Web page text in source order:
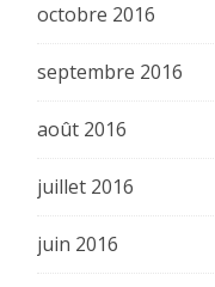
octobre 2016
septembre 2016
août 2016
juillet 2016
juin 2016